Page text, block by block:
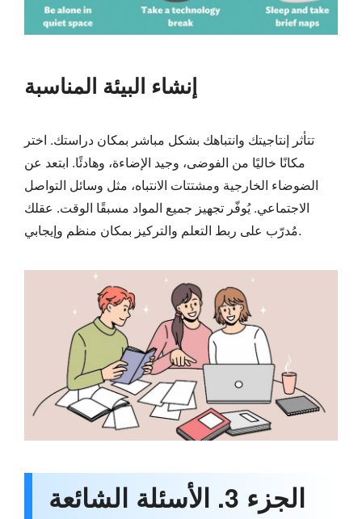
إنشاء البيئة المناسبة
تتأثر إنتاجيتك وانتباهك بشكل مباشر بمكان دراستك. اختر
مكانًا خاليًا من الفوضى، وجيد الإضاءة، وهادئًا. ابتعد عن
الضوضاء الخارجية ومشتتات الانتباه، مثل وسائل التواصل
الاجتماعي. يُوفّر تجهيز جميع المواد مسبقًا الوقت. عقلك
مُدرّب على ربط التعلم والتركيز بمكان منظم وإيجابي.
الجزء 3. الأسئلة الشائعة